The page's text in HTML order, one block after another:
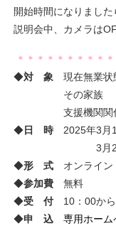
開始時間になりまし
説明会中、カメラは
＊＊＊＊＊＊＊＊＊
◆対 象 現在無業状
その家族
支援機関関係者
◆日 時 2025年3月
3月28日（金）
◆形 式 オンライン
◆参加費 無料
◆受 付 10：00から
◆申 込 専用ホーム